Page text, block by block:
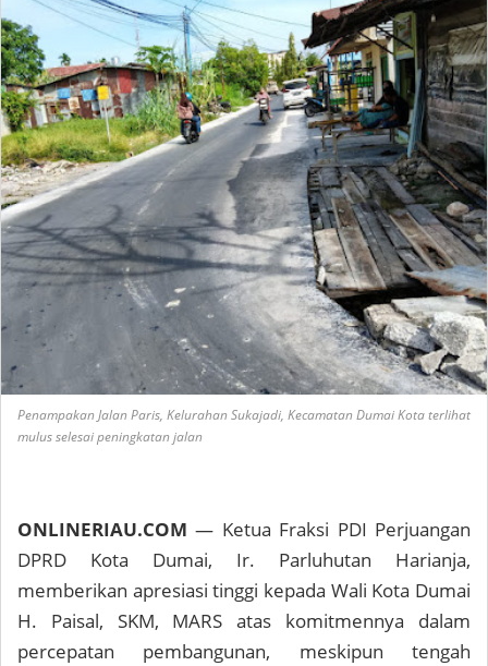
Penampakan Jalan Paris, Kelurahan Sukajadi, Kecamatan Dumai Kota terlihat
mulus selesai peningkatan jalan
ONLINERIAU.COM — Ketua Fraksi PDI Perjuangan
DPRD Kota Dumai, Ir. Parluhutan Harianja,
memberikan apresiasi tinggi kepada Wali Kota Dumai
H. Paisal, SKM, MARS atas komitmennya dalam
percepatan pembangunan, meskipun tengah